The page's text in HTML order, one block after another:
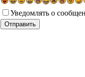
Уведомлять о